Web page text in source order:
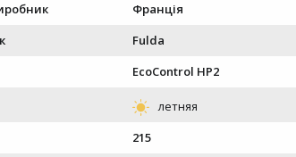
Франція
Fulda
EcoControl HP2
215